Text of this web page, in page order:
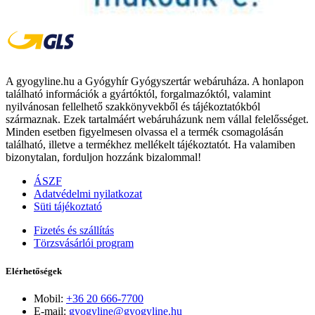
A gyogyline.hu a Gyógyhír Gyógyszertár webáruháza. A honlapon
található információk a gyártóktól, forgalmazóktól, valamint
nyilvánosan fellelhető szakkönyvekből és tájékoztatókból
származnak. Ezek tartalmáért webáruházunk nem vállal felelősséget.
Minden esetben figyelmesen olvassa el a termék csomagolásán
található, illetve a termékhez mellékelt tájékoztatót. Ha valamiben
bizonytalan, forduljon hozzánk bizalommal!
ÁSZF
Adatvédelmi nyilatkozat
Süti tájékoztató
Fizetés és szállítás
Törzsvásárlói program
Elérhetőségek
Mobil: +36 20 666-7700
E-mail: gyogyline@gyogyline.hu